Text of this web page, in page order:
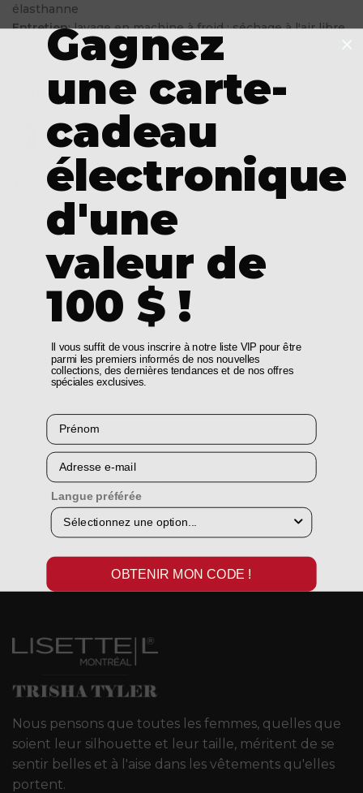
élasthanne
Entretien: lavage en machine à froid ; séchage à l'air libre
Style : 1365-997
COULEUR : NOIR/CHARCOAL
TAILLE :CHOISISSEZ UNE OPTION
12
AJOUTER AU PANIER
Commandez dans les0prochaines0pour être livré
Monday, 10th August
À PROPOS
COMPOSITION DU TISSU
TROUVEZ VOTRE TAILLE
Nous pensons que toutes les femmes, quelles que
soient leur silhouette et leur taille, méritent de se
sentir belles et à l'aise dans les vêtements qu'elles
portent.
Gagnez
une carte-
cadeau
électronique
d'une
valeur de
100 $ !
Il vous suffit de vous inscrire à notre liste VIP pour être
parmi les premiers informés de nos nouvelles
collections, des dernières tendances et de nos offres
spéciales exclusives.
Prénom
Courriel
Langue préférée
OBTENIR MON CODE !